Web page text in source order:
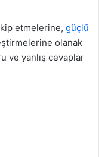
etmelerine, güçlü
olanak
ve yanlış cevaplar